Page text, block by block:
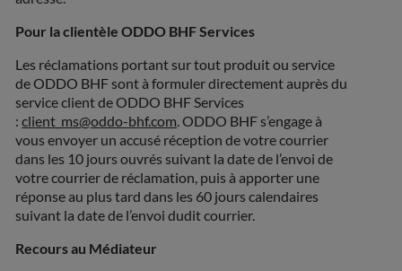
Pour la clientèle ODDO BHF Services
Les réclamations portant sur tout produit ou service
de ODDO BHF sont à formuler directement auprès du
service client de ODDO BHF Services
:client_ms@oddo-bhf.com . ODDO BHF s’engage à
vous envoyer un accusé réception de votre courrier
dans les 10 jours ouvrés suivant la date de l’envoi de
votre courrier de réclamation, puis à apporter une
réponse au plus tard dans les 60 jours calendaires
suivant la date de l’envoi dudit courrier.
Recours au Médiateur